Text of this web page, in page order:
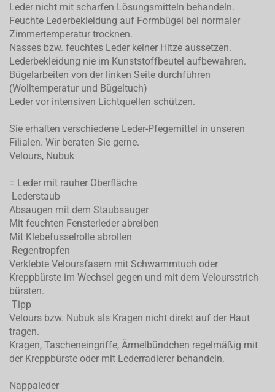
Leder nicht mit scharfen Lösungsmitteln behandeln.
Feuchte Lederbekleidung auf Formbügel bei normaler
Zimmertemperatur trocknen.
Nasses bzw. feuchtes Leder keiner Hitze aussetzen.
Lederbekleidung nie im Kunststoffbeutel aufbewahren.
Bügelarbeiten von der linken Seite durchführen
(Wolltemperatur und Bügeltuch)
Leder vor intensiven Lichtquellen schützen.
Sie erhalten verschiedene Leder-Pfegemittel in unseren
Filialen. Wir beraten Sie gerne.
Velours, Nubuk
= Leder mit rauher Oberfläche
Lederstaub
Absaugen mit dem Staubsauger
Mit feuchten Fensterleder abreiben
Mit Klebefusselrolle abrollen
Regentropfen
Verklebte Veloursfasern mit Schwammtuch oder
Kreppbürste im Wechsel gegen und mit dem Veloursstrich
bürsten.
Tipp
Velours bzw. Nubuk als Kragen nicht direkt auf der Haut
tragen.
Kragen, Tascheneingriffe, Ärmelbündchen regelmäßig mit
der Kreppbürste oder mit Lederradierer behandeln.
Nappaleder